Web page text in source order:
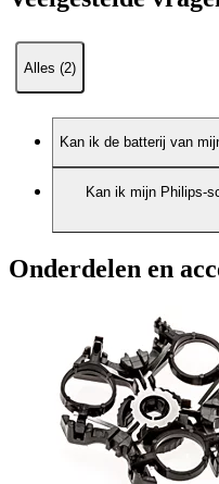
Alles (2)
Kan ik de batterij van
Kan ik mijn Philips-
Onderdelen en